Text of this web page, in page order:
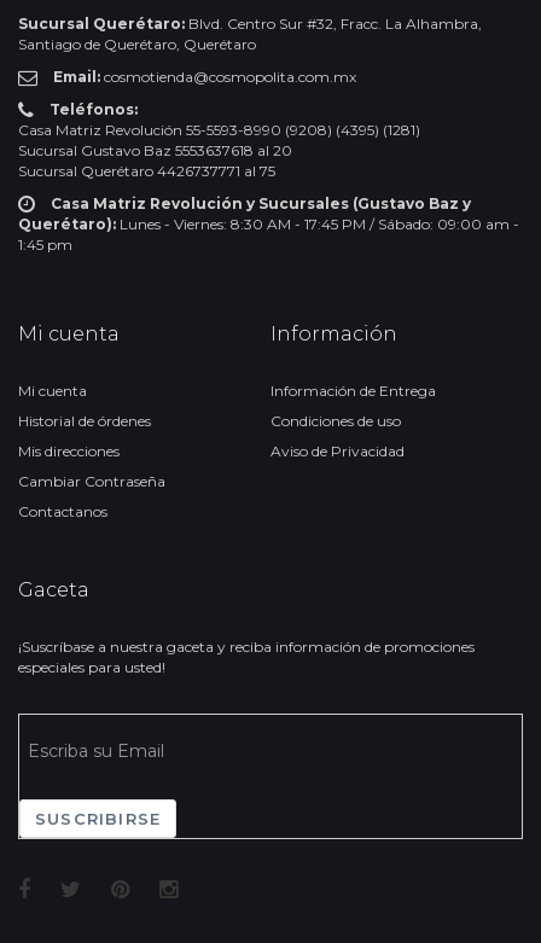
Sucursal Querétaro: Blvd. Centro Sur #32, Fracc. La Alhambra,
Santiago de Querétaro, Querétaro
Email: cosmotienda@cosmopolita.com.mx
Teléfonos:
Casa Matriz Revolución 55-5593-8990 (9208) (4395) (1281)
Sucursal Gustavo Baz 5553637618 al 20
Sucursal Querétaro 4426737771 al 75
Casa Matriz Revolución y Sucursales (Gustavo Baz y
Querétaro): Lunes - Viernes: 8:30 AM - 17:45 PM / Sábado: 09:00 am -
1:45 pm
Mi cuenta
Mi cuenta
Historial de órdenes
Mis direcciones
Cambiar Contraseña
Contactanos
Información
Información de Entrega
Condiciones de uso
Aviso de Privacidad
Gaceta
¡Suscríbase a nuestra gaceta y reciba información de promociones
especiales para usted!
SUSCRIBIRSE